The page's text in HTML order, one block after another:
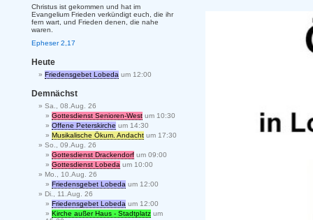
Christus ist gekommen und hat im
Evangelium Frieden verkündigt euch, die ihr
fern wart, und Frieden denen, die nahe
waren.
Epheser 2,17
Heute
Friedensgebet Lobeda um 12:00
Demnächst
Sa., 08.Aug. 26
Gottesdienst Senioren-West um 10:30
Offene Peterskirche um 14:30
Musikalische Ökum. Andacht um 17:30
So., 09.Aug. 26
Gottesdienst Drackendorf um 09:00
Gottesdienst Lobeda um 10:00
Mo., 10.Aug. 26
Friedensgebet Lobeda um 12:00
Di., 11.Aug. 26
Friedensgebet Lobeda um 12:00
Kirche außer Haus - Stadtplatz um